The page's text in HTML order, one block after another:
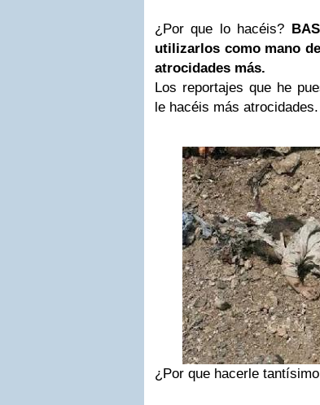
¿Por que lo hacéis?
utilizarlos como mano
atrocidades más.
Los reportajes que he
le hacéis más atrocidades.
¿Por que hacerle